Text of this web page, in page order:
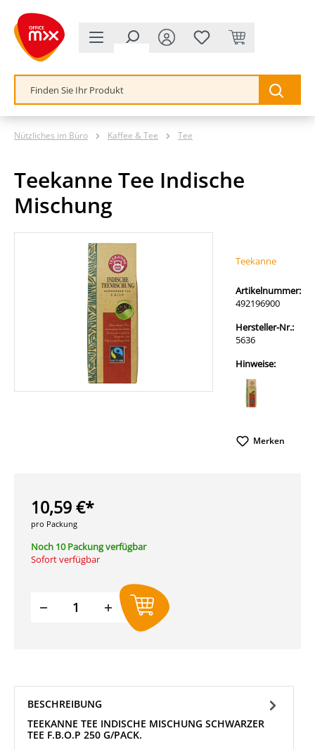
springen
Nützliches im Büro Kaffee & Tee Tee
Teekanne Tee Indische
Mischung
Teekanne
Artikelnummer:
492196900
Hersteller-Nr.:
5636
Hinweise:
Merken
10,59 €*
pro Packung
Noch 10 Packung verfügbar
Sofort verfügbar
Produkt Anzahl: Gib den
BESCHREIBUNG
TEEKANNE TEE INDISCHE MISCHUNG SCHWARZER
TEE F.B.O.P 250 G/PACK.